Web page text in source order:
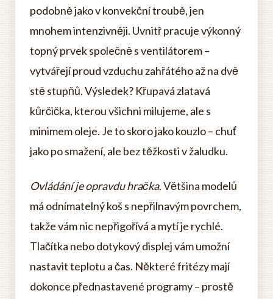
podobně jako v konvekční troubě, jen
mnohem intenzivněji. Uvnitř pracuje výkonný
topný prvek společně s ventilátorem –
vytvářejí proud vzduchu zahřátého až na dvě
stě stupňů. Výsledek? Křupavá zlatavá
kůrčička, kterou všichni milujeme, ale s
minimem oleje. Je to skoro jako kouzlo – chuť
jako po smažení, ale bez těžkosti v žaludku.
Ovládání je opravdu hračka. Většina modelů
má odnímatelný koš s nepřilnavým povrchem,
takže vám nic nepřigořívá a mytí je rychlé.
Tlačítka nebo dotykový displej vám umožní
nastavit teplotu a čas. Některé fritézy mají
dokonce přednastavené programy – prostě